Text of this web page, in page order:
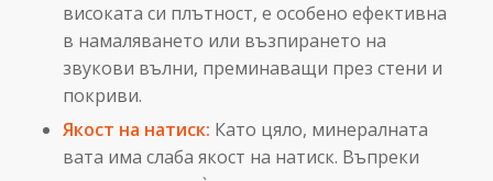
високата си плътност, е особено ефективна
в намаляването или възпирането на
звукови вълни, преминаващи през стени и
покриви.
Якост на натиск: Като цяло, минералната
вата има слаба якост на натиск. Въпреки